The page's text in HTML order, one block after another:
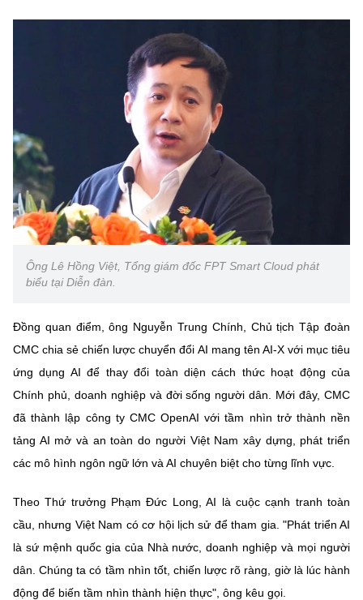
Ông Lê Hồng Việt, Tổng giám đốc FPT Smart Cloud phát
biểu tại Diễn đàn.
Đồng quan điểm, ông Nguyễn Trung Chính, Chủ tịch Tập đoàn
CMC chia sẻ chiến lược chuyển đổi AI mang tên AI-X với mục tiêu
ứng dụng AI để thay đổi toàn diện cách thức hoạt động của
Chính phủ, doanh nghiệp và đời sống người dân. Mới đây, CMC
đã thành lập công ty CMC OpenAI với tầm nhìn trở thành nền
tảng AI mở và an toàn do người Việt Nam xây dựng, phát triển
các mô hình ngôn ngữ lớn và AI chuyên biệt cho từng lĩnh vực.
Theo Thứ trưởng Phạm Đức Long, AI là cuộc cạnh tranh toàn
cầu, nhưng Việt Nam có cơ hội lịch sử để tham gia. "Phát triển AI
là sứ mệnh quốc gia của Nhà nước, doanh nghiệp và mọi người
dân. Chúng ta có tầm nhìn tốt, chiến lược rõ ràng, giờ là lúc hành
động để biến tầm nhìn thành hiện thực", ông kêu gọi.